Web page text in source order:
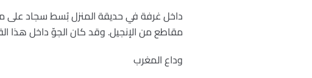
داخل غرفة في حديقة المنزل بُسط سجاد على
مقاطع من الإنجيل. وقد كان الجوّ داخل هذا
وداع المغرب